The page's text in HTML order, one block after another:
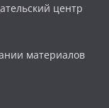
центр
материалов